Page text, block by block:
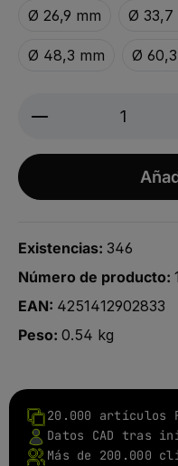
Ø 26,9 mm
Ø 33,7
Ø 48,3 mm Ø
Produkt
Existencias: 346
Número de producto:
EAN: 4251412902833
Peso: 0.54 kg
20.000 artículos
Datos CAD tras
Más de 200.000